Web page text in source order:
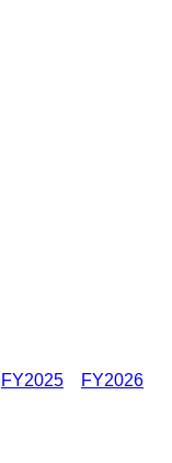
FY2025 FY2026